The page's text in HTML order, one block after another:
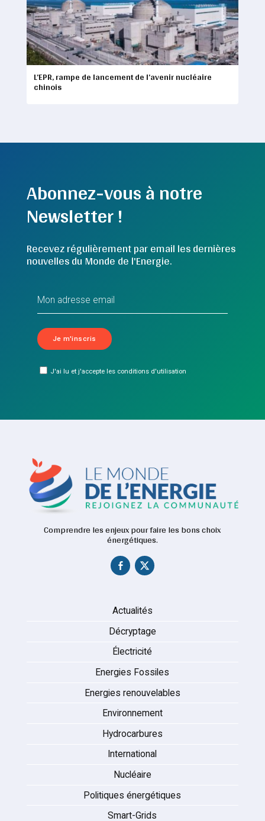
L’EPR, rampe de lancement de l’avenir nucléaire
chinois
Abonnez-vous à notre
Newsletter !
Recevez régulièrement par email les dernières
nouvelles du Monde de l'Energie.
J'ai lu et j'accepte les conditions d'utilisation
Comprendre les enjeux pour faire les bons choix
énergétiques.
Actualités
Décryptage
Électricité
Energies Fossiles
Energies renouvelables
Environnement
Hydrocarbures
International
Nucléaire
Politiques énergétiques
Smart-Grids